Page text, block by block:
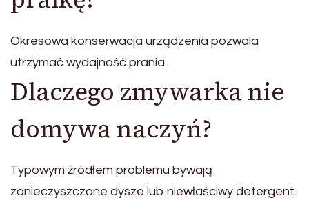
Okresowa konserwacja urządzenia pozwala
utrzymać wydajność prania.
Dlaczego zmywarka nie
domywa naczyń?
Typowym źródłem problemu bywają
zanieczyszczone dysze lub niewłaściwy detergent.